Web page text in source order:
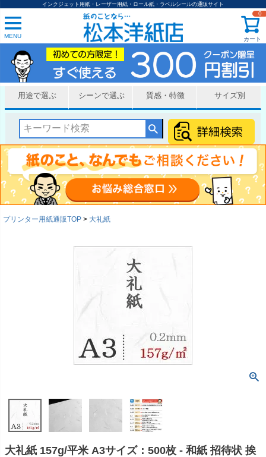
インクジェット用紙・レーザー用紙・ロール紙・ラベルシールの通販サイト
MENU カート
0
用途で選ぶ シーンで選ぶ 質感・特徴 サイズ別
プリンター用紙通販TOP 大礼紙
大礼紙 157g/平米 A3サイズ：500枚 - 和紙 招待状 挨